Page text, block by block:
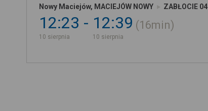
Nowy Maciejów, MACIEJÓW NOWY ZABŁOCIE 04
12:23
10 sierpnia
12:39
10 sierpnia
16min